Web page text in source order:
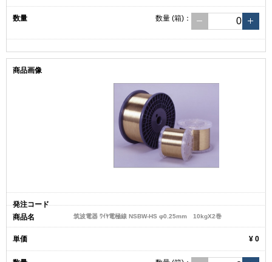
数量 (箱) ：
筑波電器 ﾜｲﾔ電極線 NSBW-HS φ0.25mm 10kgX2巻
¥ 0